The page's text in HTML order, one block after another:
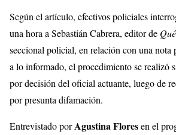
Según el artículo, efectivos policiales
una hora a Sebastián Cabrera, editor de
seccional policial, en relación con una nota
a lo informado, el procedimiento se realizó
por decisión del oficial actuante, luego de
por presunta difamación.
Entrevistado porAgustina Floresen el